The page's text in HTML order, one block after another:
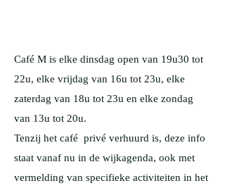
Café M is elke dinsdag open van 19u30 tot
22u, elke vrijdag van 16u tot 23u, elke
zaterdag van 18u tot 23u en elke zondag
van 13u tot 20u.
Tenzij het café privé verhuurd is, deze info
staat vanaf nu in de wijkagenda, ook met
vermelding van specifieke activiteiten in het